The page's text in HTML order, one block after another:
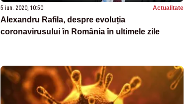
5 iun. 2020, 10:50 Actualitate
Alexandru Rafila, despre evoluția
coronavirusului în România în ultimele zile